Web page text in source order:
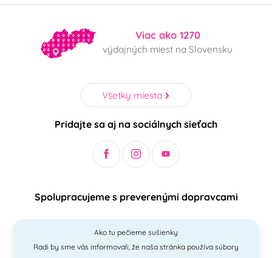
Viac ako 1270
výdajných miest na Slovensku
Všetky miesta
Pridajte sa aj na sociálnych sieťach
Spolupracujeme s preverenými dopravcami
Ako tu pečieme sušienky
Radi by sme vás informovali, že naša stránka používa súbory